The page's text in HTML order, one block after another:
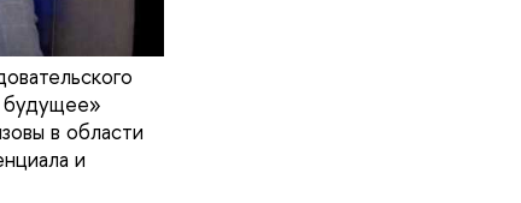
будущее»
в области
и